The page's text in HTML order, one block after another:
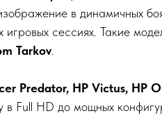
в динамичных
сессиях. Такие
Tarkov
Predator, HP Victus, HP
в Full HD до мощных